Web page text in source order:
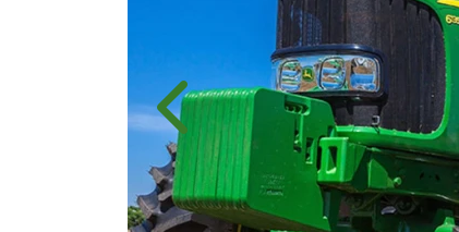
Anterior